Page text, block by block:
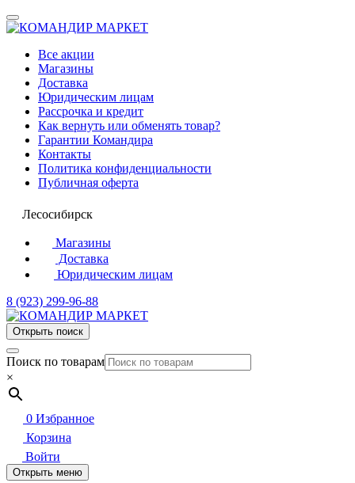
Все акции
Магазины
Доставка
Юридическим лицам
Рассрочка и кредит
Как вернуть или обменять товар?
Гарантии Командира
Контакты
Политика конфиденциальности
Публичная оферта
Лесосибирск
Магазины
Доставка
Юридическим лицам
8 (923) 299-96-88
Открыть поиск
Поиск по товарам
×
0 Избранное
Корзина
Войти
Открыть меню